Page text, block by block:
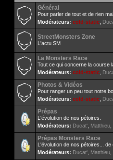
Général
Pour parler de tout et de rien
Modérateurs: cold-static
StreetMonsters Zone
L'actu SM
La Monsters Race
Tout ce qui concerne la course
Modérateurs: cold-static
Photos & Vidéos
Pour ranger un peu tout notre
Modérateurs: cold-static
Prépas
L'évolution de nos pétoires.
Modérateurs: Ducat' Matthieu
Prépas Monsters Race
L'évolution de nos pétoires... de
Modérateurs: Ducat' Matthieu